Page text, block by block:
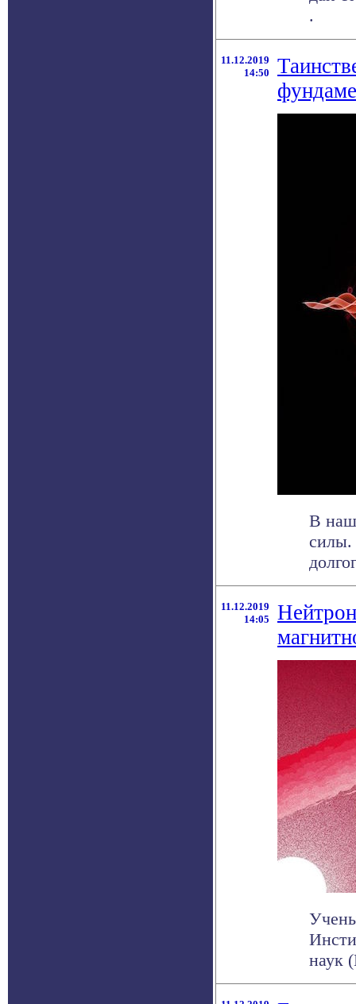
.
11.12.2019
14:50
В
силы.
11.12.2019
14:05
наук